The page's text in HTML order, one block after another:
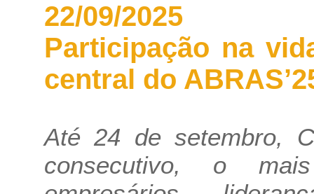
22/09/2025
Participação na
central do
Até 24 de setembro,
consecutivo, o